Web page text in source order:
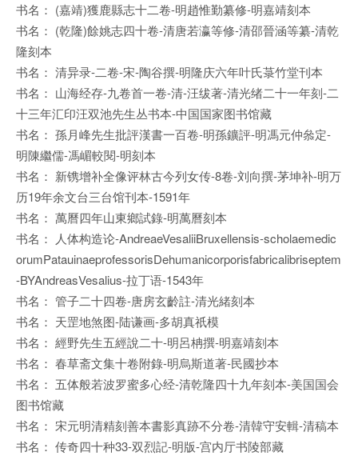
书名： (嘉靖)獲鹿縣志十二卷-明趙惟勤纂修-明嘉靖刻本
书名： (乾隆)餘姚志四十卷-清唐若瀛等修-清邵晉涵等纂-清乾
隆刻本
书名： 清异录-二卷-宋-陶谷撰-明隆庆六年叶氏菉竹堂刊本
书名： 山海经存-九卷首一卷-清-汪绂著-清光绪二十一年刻-二
十三年汇印汪双池先生丛书本-中国国家图书馆藏
书名： 孫月峰先生批評漢書一百卷-明孫鑛評-明馮元仲叅定-
明陳繼儒-馮嵋較閱-明刻本
书名： 新镌增补全像评林古今列女传-8卷-刘向撰-茅坤补-明万
历19年余文台三台馆刊本-1591年
书名： 萬曆四年山東鄉試錄-明萬曆刻本
书名： 人体构造论-AndreaeVesaliiBruxellensis-scholaemedic
orumPatauinaeprofessorisDehumanicorporisfabricalibriseptem
-BYAndreasVesalius-拉丁语-1543年
书名： 管子二十四卷-唐房玄齡註-清光緒刻本
书名： 天罡地煞图-陆谦画-多胡真祇模
书名： 經野先生五經說二十-明呂柟撰-明嘉靖刻本
书名： 春草斋文集十卷附錄-明烏斯道著-民國抄本
书名： 五体般若波罗蜜多心经-清乾隆四十九年刻本-美国国会
图书馆藏
书名： 宋元明清精刻善本書影真跡不分卷-清韓守安輯-清稿本
书名： 传奇四十种33-双烈記-明版-宫内厅书陵部藏